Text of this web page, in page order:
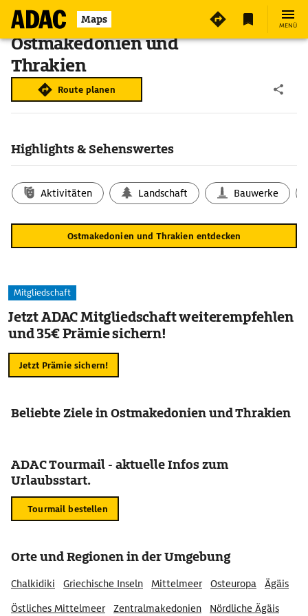
Maps MENÜ
Ostmakedonien und
Thrakien
Route planen
Highlights & Sehenswertes
Aktivitäten Landschaft Bauwerke
Ostmakedonien und Thrakien entdecken
Mitgliedschaft
Jetzt ADAC Mitgliedschaft weiterempfehlen
und 35€ Prämie sichern!
Jetzt Prämie sichern!
Beliebte Ziele in Ostmakedonien und Thrakien
ADAC Tourmail - aktuelle Infos zum
Urlaubsstart.
Tourmail bestellen
Orte und Regionen in der Umgebung
Chalkidiki Griechische Inseln Mittelmeer Osteuropa
Ägäis
Östliches Mittelmeer
Zentralmakedonien Nördliche Ägäis